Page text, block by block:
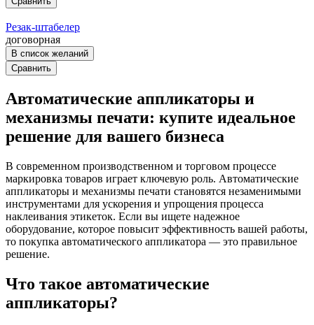
Резак-штабелер
договорная
В список желаний
Сравнить
Автоматические аппликаторы и
механизмы печати: купите идеальное
решение для вашего бизнеса
В современном производственном и торговом процессе
маркировка товаров играет ключевую роль. Автоматические
аппликаторы и механизмы печати становятся незаменимыми
инструментами для ускорения и упрощения процесса
наклеивания этикеток. Если вы ищете надежное
оборудование, которое повысит эффективность вашей работы,
то покупка автоматического аппликатора — это правильное
решение.
Что такое автоматические
аппликаторы?